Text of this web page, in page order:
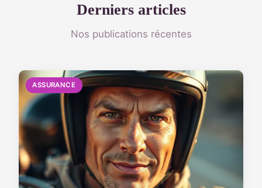
Derniers articles
Nos publications récentes
ASSURANCE